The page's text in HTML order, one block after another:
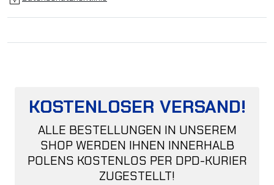
KOSTENLOSER VERSAND!
ALLE BESTELLUNGEN IN UNSEREM
SHOP WERDEN IHNEN INNERHALB
POLENS KOSTENLOS PER DPD-KURIER
ZUGESTELLT!